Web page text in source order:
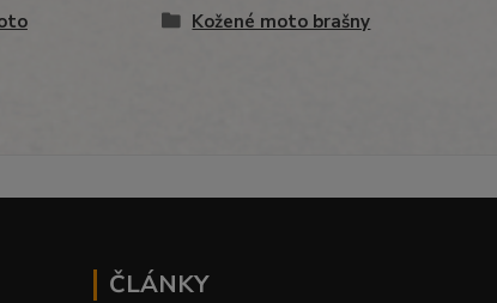
Kožené moto brašny
ČLÁNKY